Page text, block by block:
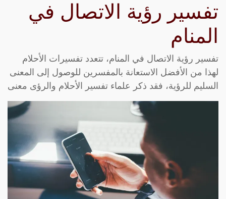
تفسير رؤية الاتصال في
المنام
تفسير رؤية الاتصال في المنام، تتعدد تفسيرات الأحلام
لهذا من الأفضل الاستعانة بالمفسرين للوصول إلى المعنى
السليم للرؤية، فقد ذكر علماء تفسير الأحلام والرؤى معنى